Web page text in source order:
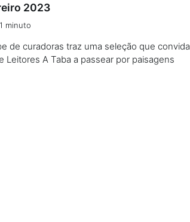
2023
minuto
de curadoras traz uma seleção que convida
Leitores A Taba a passear por paisagens